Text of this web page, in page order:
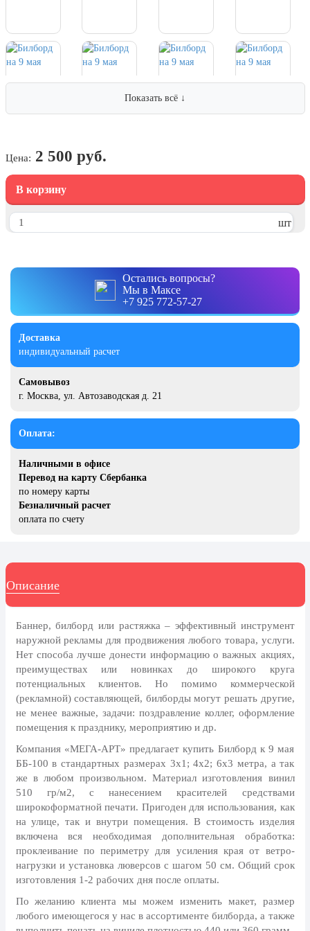
7 ноября, День Октябрьской
революции
внутренних дел РФ
День матери (последнее воскресенье
ноября)
контрнаступления советских войск
9 декабря, Международный день
9 декабря, День Героев Отечества
12 декабря, День конституции РФ
20 декабря, День работника органов
Новогоднее оформление
Рождество Христово
19 января, Крещение Господне
25 января, Татьянин день
14 февраля, День Святого
Валентина
15 февраля, День памяти о
россиянах...
23 февраля, День защитника
8 марта, Международный женский
27 марта, День театра
1 апреля, День смеха
Апрель, Месячник по
благоустройству
апреля)
Светлая Пасха
12 апреля, День космонавтики
18 апреля, Дни исторического и
культурного наследия
6 мая, День герба и флага города
9 мая, День Победы
Показать всё ↓
Цена: 2 500 руб.
В корзину
шт
Остались вопросы?
Мы в Максе
+7 925 772-57-27
Доставка
индивидуальный расчет
Самовывоз
г. Москва, ул. Автозаводская д. 21
Оплата:
Наличными в офисе
Перевод на карту Сбербанка
по номеру карты
Безналичный расчет
оплата по счету
Описание
Баннер, билборд или растяжка – эффективный инструмент
наружной рекламы для продвижения любого товара, услуги.
Нет способа лучше донести информацию о важных акциях,
преимуществах или новинках до широкого круга
потенциальных клиентов. Но помимо коммерческой
(рекламной) составляющей, билборды могут решать другие,
не менее важные, задачи: поздравление коллег, оформление
помещения к празднику, мероприятию и др.
Компания «МЕГА-АРТ» предлагает купить Билборд к 9 мая
ББ-100 в стандартных размерах 3х1; 4х2; 6х3 метра, а так
же в любом произвольном. Материал изготовления винил
510 гр/м2, с нанесением красителей средствами
широкоформатной печати. Пригоден для использования, как
на улице, так и внутри помещения. В стоимость изделия
включена вся необходимая дополнительная обработка:
проклеивание по периметру для усиления края от ветро-
нагрузки и установка люверсов с шагом 50 см. Общий срок
изготовления 1-2 рабочих дня после оплаты.
По желанию клиента мы можем изменить макет, размер
любого имеющегося у нас в ассортименте билборда, а также